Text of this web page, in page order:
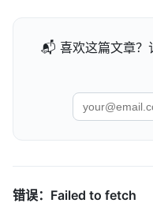
📬 喜欢这篇文章？